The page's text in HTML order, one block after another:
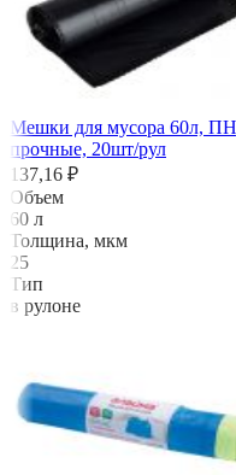
Мешки для мусора 60л,
прочные, 20шт/рул
137,16 ₽
Объем
60 л
Толщина, мкм
25
Тип
в рулоне